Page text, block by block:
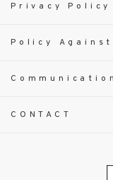
Privacy Policy
Policy
CONTACT